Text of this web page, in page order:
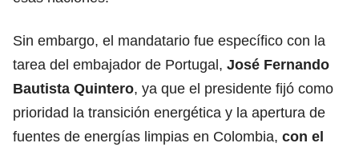
Sin embargo, el mandatario fue específico con la
tarea del embajador de Portugal, José Fernando
Bautista Quintero, ya que el presidente fijó como
prioridad la transición energética y la apertura de
fuentes de energías limpias en Colombia, con el